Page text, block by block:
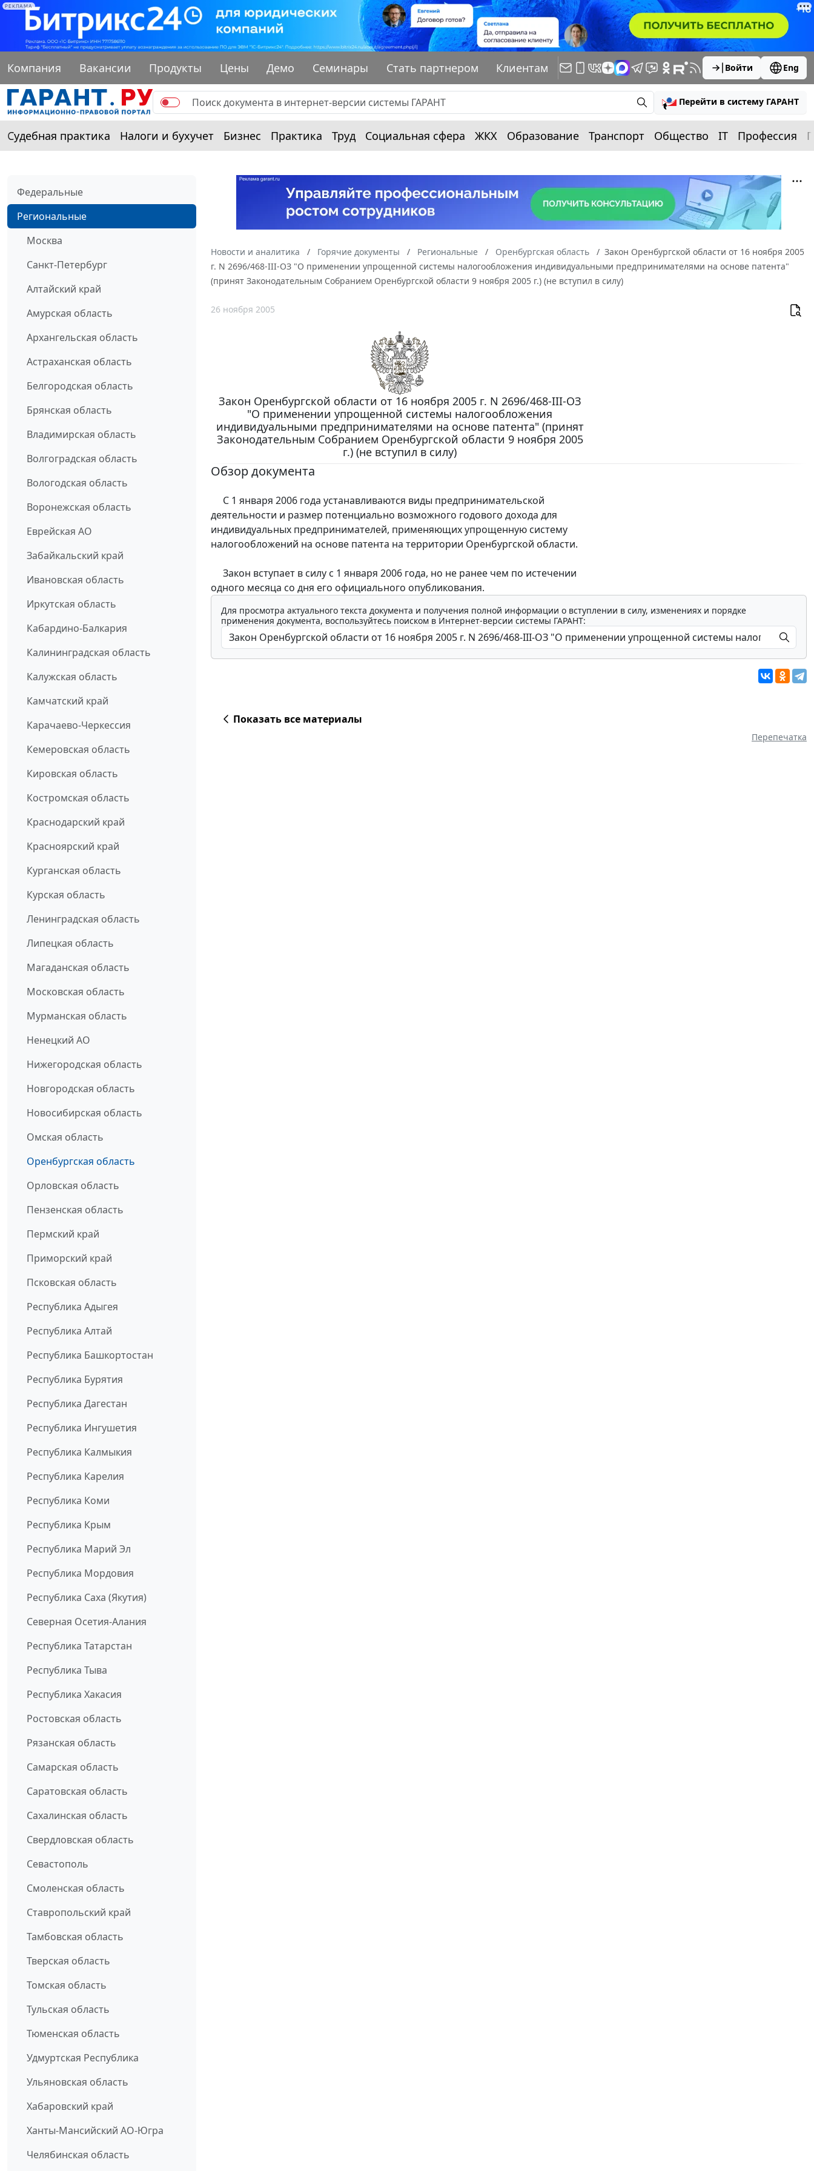
РЕКЛАМА
Компания Вакансии Продукты Цены Демо Семинары Стать партнером Клиентам Войти Eng
Перейти в систему ГАРАНТ
Судебная практика Налоги и бухучет Бизнес Практика Труд Социальная сфера ЖКХ Образование Транспорт Общество IT Профессия
Федеральные
Региональные
Москва
Санкт-Петербург
Алтайский край
Амурская область
Архангельская область
Астраханская область
Белгородская область
Брянская область
Владимирская область
Волгоградская область
Вологодская область
Воронежская область
Еврейская АО
Забайкальский край
Ивановская область
Иркутская область
Кабардино-Балкария
Калининградская область
Калужская область
Камчатский край
Карачаево-Черкессия
Кемеровская область
Кировская область
Костромская область
Краснодарский край
Красноярский край
Курганская область
Курская область
Ленинградская область
Липецкая область
Магаданская область
Московская область
Мурманская область
Ненецкий АО
Нижегородская область
Новгородская область
Новосибирская область
Омская область
Оренбургская область
Орловская область
Пензенская область
Пермский край
Приморский край
Псковская область
Республика Адыгея
Республика Алтай
Республика Башкортостан
Республика Бурятия
Республика Дагестан
Республика Ингушетия
Республика Калмыкия
Республика Карелия
Республика Коми
Республика Крым
Республика Марий Эл
Республика Мордовия
Республика Саха (Якутия)
Северная Осетия-Алания
Республика Татарстан
Республика Тыва
Республика Хакасия
Ростовская область
Рязанская область
Самарская область
Саратовская область
Сахалинская область
Свердловская область
Севастополь
Смоленская область
Ставропольский край
Тамбовская область
Тверская область
Томская область
Тульская область
Тюменская область
Удмуртская Республика
Ульяновская область
Хабаровский край
Ханты-Мансийский АО-Югра
Челябинская область
Новости и аналитика Горячие документы Региональные Оренбургская область
Закон Оренбургской области от 16 ноября 2005
г. N 2696/468-III-ОЗ "О применении упрощенной системы налогообложения индивидуальными предпринимателями на основе патента"
(принят Законодательным Собранием Оренбургской области 9 ноября 2005 г.) (не вступил в силу)
26 ноября 2005
Закон Оренбургской области от 16 ноября 2005 г. N 2696/468-III-ОЗ
"О применении упрощенной системы налогообложения
индивидуальными предпринимателями на основе патента" (принят
Законодательным Собранием Оренбургской области 9 ноября 2005
г.) (не вступил в силу)
Обзор документа
С 1 января 2006 года устанавливаются виды предпринимательской
деятельности и размер потенциально возможного годового дохода для
индивидуальных предпринимателей, применяющих упрощенную систему
налогообложений на основе патента на территории Оренбургской области.
Закон вступает в силу с 1 января 2006 года, но не ранее чем по истечении
одного месяца со дня его официального опубликования.
Для просмотра актуального текста документа и получения полной информации о вступлении в силу, изменениях и порядке
применения документа, воспользуйтесь поиском в Интернет-версии системы ГАРАНТ:
Показать все материалы
Перепечатка